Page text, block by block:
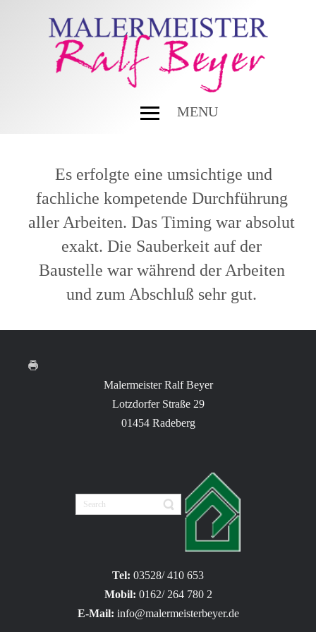
MENU
Es erfolgte eine umsichtige und
fachliche kompetende Durchführung
aller Arbeiten. Das Timing war absolut
exakt. Die Sauberkeit auf der
Baustelle war während der Arbeiten
und zum Abschluß sehr gut.
Malermeister Ralf Beyer
Lotzdorfer Straße 29
01454 Radeberg
Tel: 03528/ 410 653
Mobil: 0162/ 264 780 2
E-Mail: info@malermeisterbeyer.de